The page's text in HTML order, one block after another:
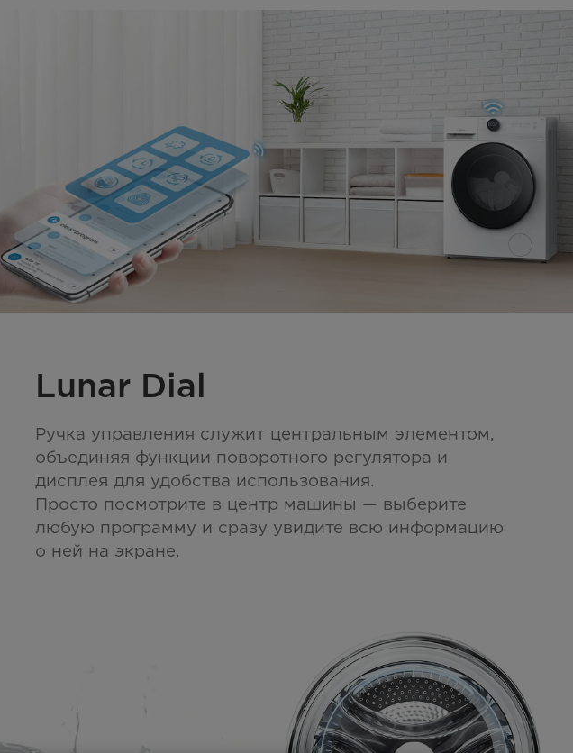
Lunar Dial
Ручка управления служит центральным элементом,
объединяя функции поворотного регулятора и
дисплея для удобства использования.
Просто посмотрите в центр машины — выберите
любую программу и сразу увидите всю информацию
о ней на экране.